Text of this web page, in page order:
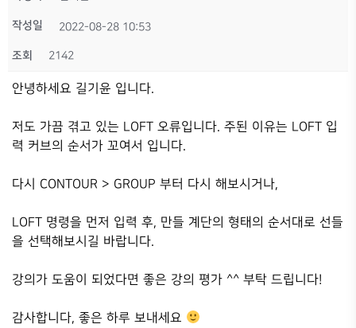
작성일 2022-08-28 10:53
조회 2142
안녕하세요 길기윤 입니다.
저도 가끔 겪고 있는 LOFT 오류입니다. 주된 이유는 LOFT 입
력 커브의 순서가 꼬여서 입니다.
다시 CONTOUR > GROUP 부터 다시 해보시거나,
LOFT 명령을 먼저 입력 후, 만들 계단의 형태의 순서대로 선들
을 선택해보시길 바랍니다.
강의가 도움이 되었다면 좋은 강의 평가 ^^ 부탁 드립니다!
감사합니다, 좋은 하루 보내세요